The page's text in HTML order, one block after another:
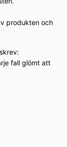
produkten och
fall glömt att